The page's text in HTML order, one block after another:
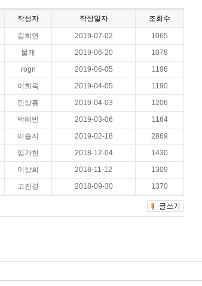
작성자 작성일자 조회수
김희연 2019-07-02
1065
물개 2019-06-20
1078
rogn 2019-06-05
1196
이희옥 2019-04-05
1190
민상홍 2019-04-03
1206
박혜빈 2019-03-06
1164
이솔지 2019-02-18
2869
임가현 2018-12-04
1430
이상희 2018-11-12
1309
고진경 2018-09-30 1370